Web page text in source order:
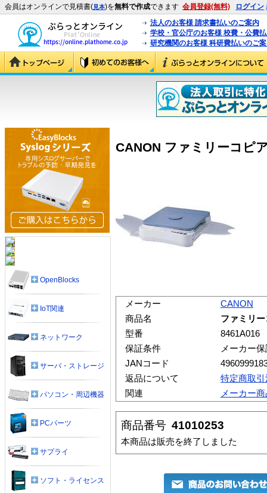
会員はオンラインで見積書(見本)を無料で作成できます 会員登録(無料) ログイン
法人のお客様 請求書払いのご案内
学校・官公庁のお客様 校費・公費
研究機関のお客様 科研費払いのご
CANON ファミリーコピ
メーカー
CANON
商品名
ファミリ
型番
8461A016
保証条件
メーカー
JANコード
返品について
特定商取
関連
メーカー
商品番号 41010253
本商品は販売を終了しました
OpenBlocks
IoT関連
ネットワーク
サーバ・ストレージ
パソコン・周辺機器
PCパーツ
サプライ
ソフト・ライセンス